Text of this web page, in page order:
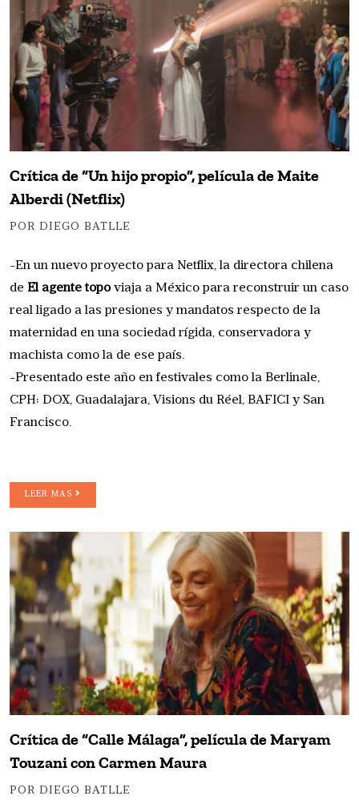
Crítica de “Un hijo propio”, película de Maite
Alberdi (Netflix)
POR DIEGO BATLLE
-En un nuevo proyecto para Netflix, la directora chilena
de El agente topoviaja a México para reconstruir un caso
real ligado a las presiones y mandatos respecto de la
maternidad en una sociedad rígida, conservadora y
machista como la de ese país.
-Presentado este año en festivales como la Berlinale,
CPH: DOX, Guadalajara, Visions du Réel, BAFICI y San
Francisco.
LEER MAS
Crítica de “Calle Málaga”, película de Maryam
Touzani con Carmen Maura
POR DIEGO BATLLE